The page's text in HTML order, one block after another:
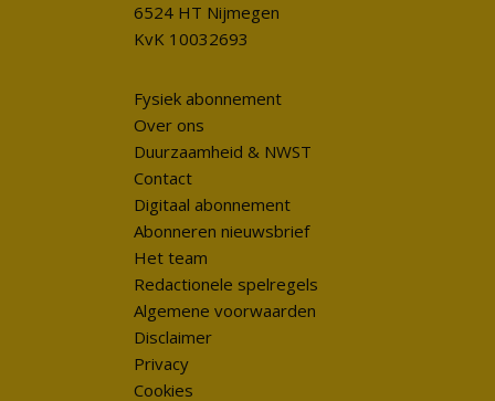
6524 HT Nijmegen
KvK 10032693
Fysiek abonnement
Over ons
Duurzaamheid & NWST
Contact
Digitaal abonnement
Abonneren nieuwsbrief
Het team
Redactionele spelregels
Algemene voorwaarden
Disclaimer
Privacy
Cookies